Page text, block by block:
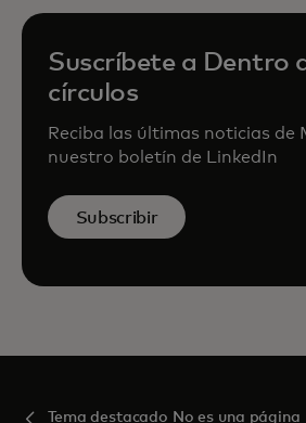
Suscríbete a Dentro
círculos
Reciba las últimas noticias de
nuestro boletín de LinkedIn
Subscribir
Tema destacado No es una página